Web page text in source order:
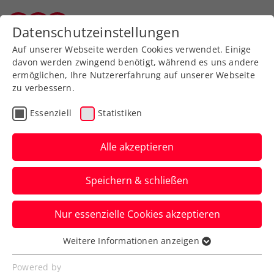
Zurück zur Newsübersicht
Turniere
ATP Marrakesch:
Erler/Miedler nehmen 6.
Titel ins Visier
Das ÖTV-Davis-Cup-Dreamteam steht in
Marokko wie im letzten Jahr im
Doppelfinale.
Verfasst von: Manuel Wachta, 05.04.2024
Datenschutzeinstellungen
Auf unserer Webseite werden Cookies verwendet. Einige
davon werden zwingend benötigt, während es uns andere
ermöglichen, Ihre Nutzererfahrung auf unserer Webseite
zu verbessern.
Essenziell Statistiken
Alle akzeptieren
Speichern & schließen
Nur essenzielle Cookies akzeptieren
Essenziell
Essenzielle Cookies werden für grundlegende
Weitere Informationen anzeigen
Powered by